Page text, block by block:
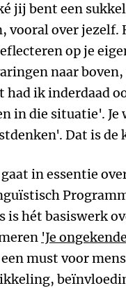
jij bent een
vooral over jezelf.
op je
naar
had ik inderdaad
in die situatie'.
Dat is de
in essentie
is hét basiswerk
'Je
must voor